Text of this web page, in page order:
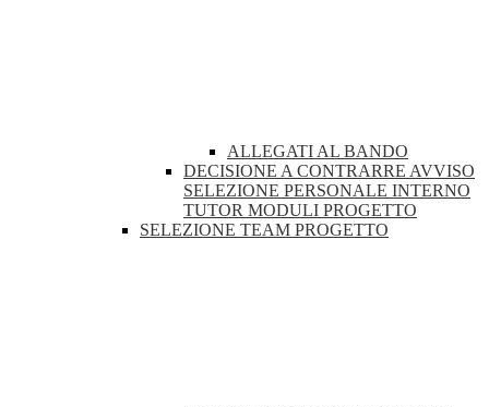
ALLEGATI AL BANDO
DECISIONE A CONTRARRE AVVISO
SELEZIONE PERSONALE INTERNO
TUTOR MODULI PROGETTO
SELEZIONE TEAM PROGETTO